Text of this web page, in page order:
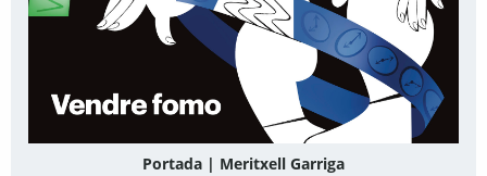
Portada | Meritxell Garriga